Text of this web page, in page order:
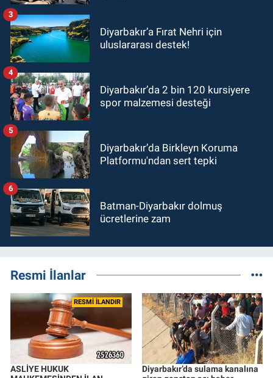
Diyarbakır’a Fırat Nehri için
uluslararası destek!
3
Diyarbakır’da 2 bin 120 kursiyere
spor malzemesi desteği
4
Diyarbakır’da Birkleyn Koruma
Platformu'ndan sert tepki
5
Batman-Diyarbakır dolmuş
ücretlerine zam
6
Resmi İlanlar
RESMİ İLANDIR
ASLİYE HUKUK
Diyarbakır’da sulama kanalına